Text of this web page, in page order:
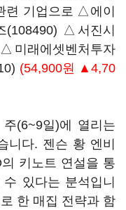
련 기업으로 △ 에이
(108490) △ 서진시
△ 미래에셋벤처투자
(54,900원 ▲4,70
(6~9일)에 열리는
니다. 젠슨 황 엔비
키노트 연설을 통
있다는 분석입니
한 매집 전략과 함